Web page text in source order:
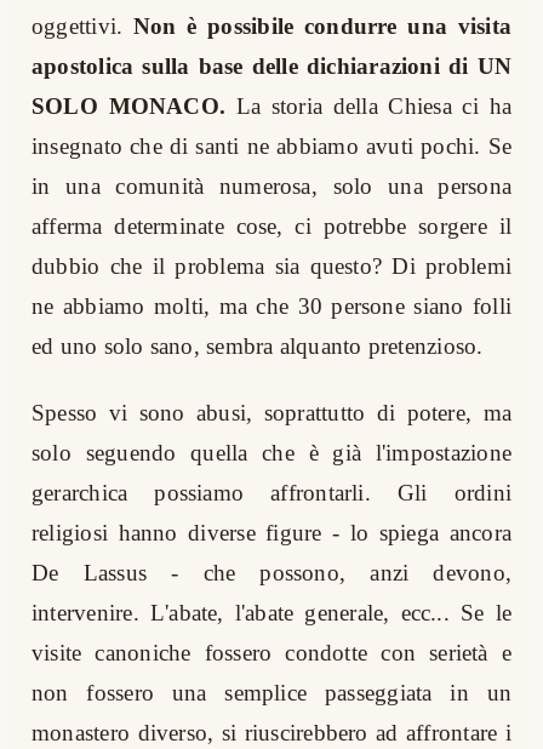
oggettivi. Non è possibile condurre una visita
apostolica sulla base delle dichiarazioni di UN
SOLO MONACO. La storia della Chiesa ci ha
insegnato che di santi ne abbiamo avuti pochi. Se
in una comunità numerosa, solo una persona
afferma determinate cose, ci potrebbe sorgere il
dubbio che il problema sia questo? Di problemi
ne abbiamo molti, ma che 30 persone siano folli
ed uno solo sano, sembra alquanto pretenzioso.
Spesso vi sono abusi, soprattutto di potere, ma
solo seguendo quella che è già l'impostazione
gerarchica possiamo affrontarli. Gli ordini
religiosi hanno diverse figure - lo spiega ancora
De Lassus - che possono, anzi devono,
intervenire. L'abate, l'abate generale, ecc... Se le
visite canoniche fossero condotte con serietà e
non fossero una semplice passeggiata in un
monastero diverso, si riuscirebbero ad affrontare i